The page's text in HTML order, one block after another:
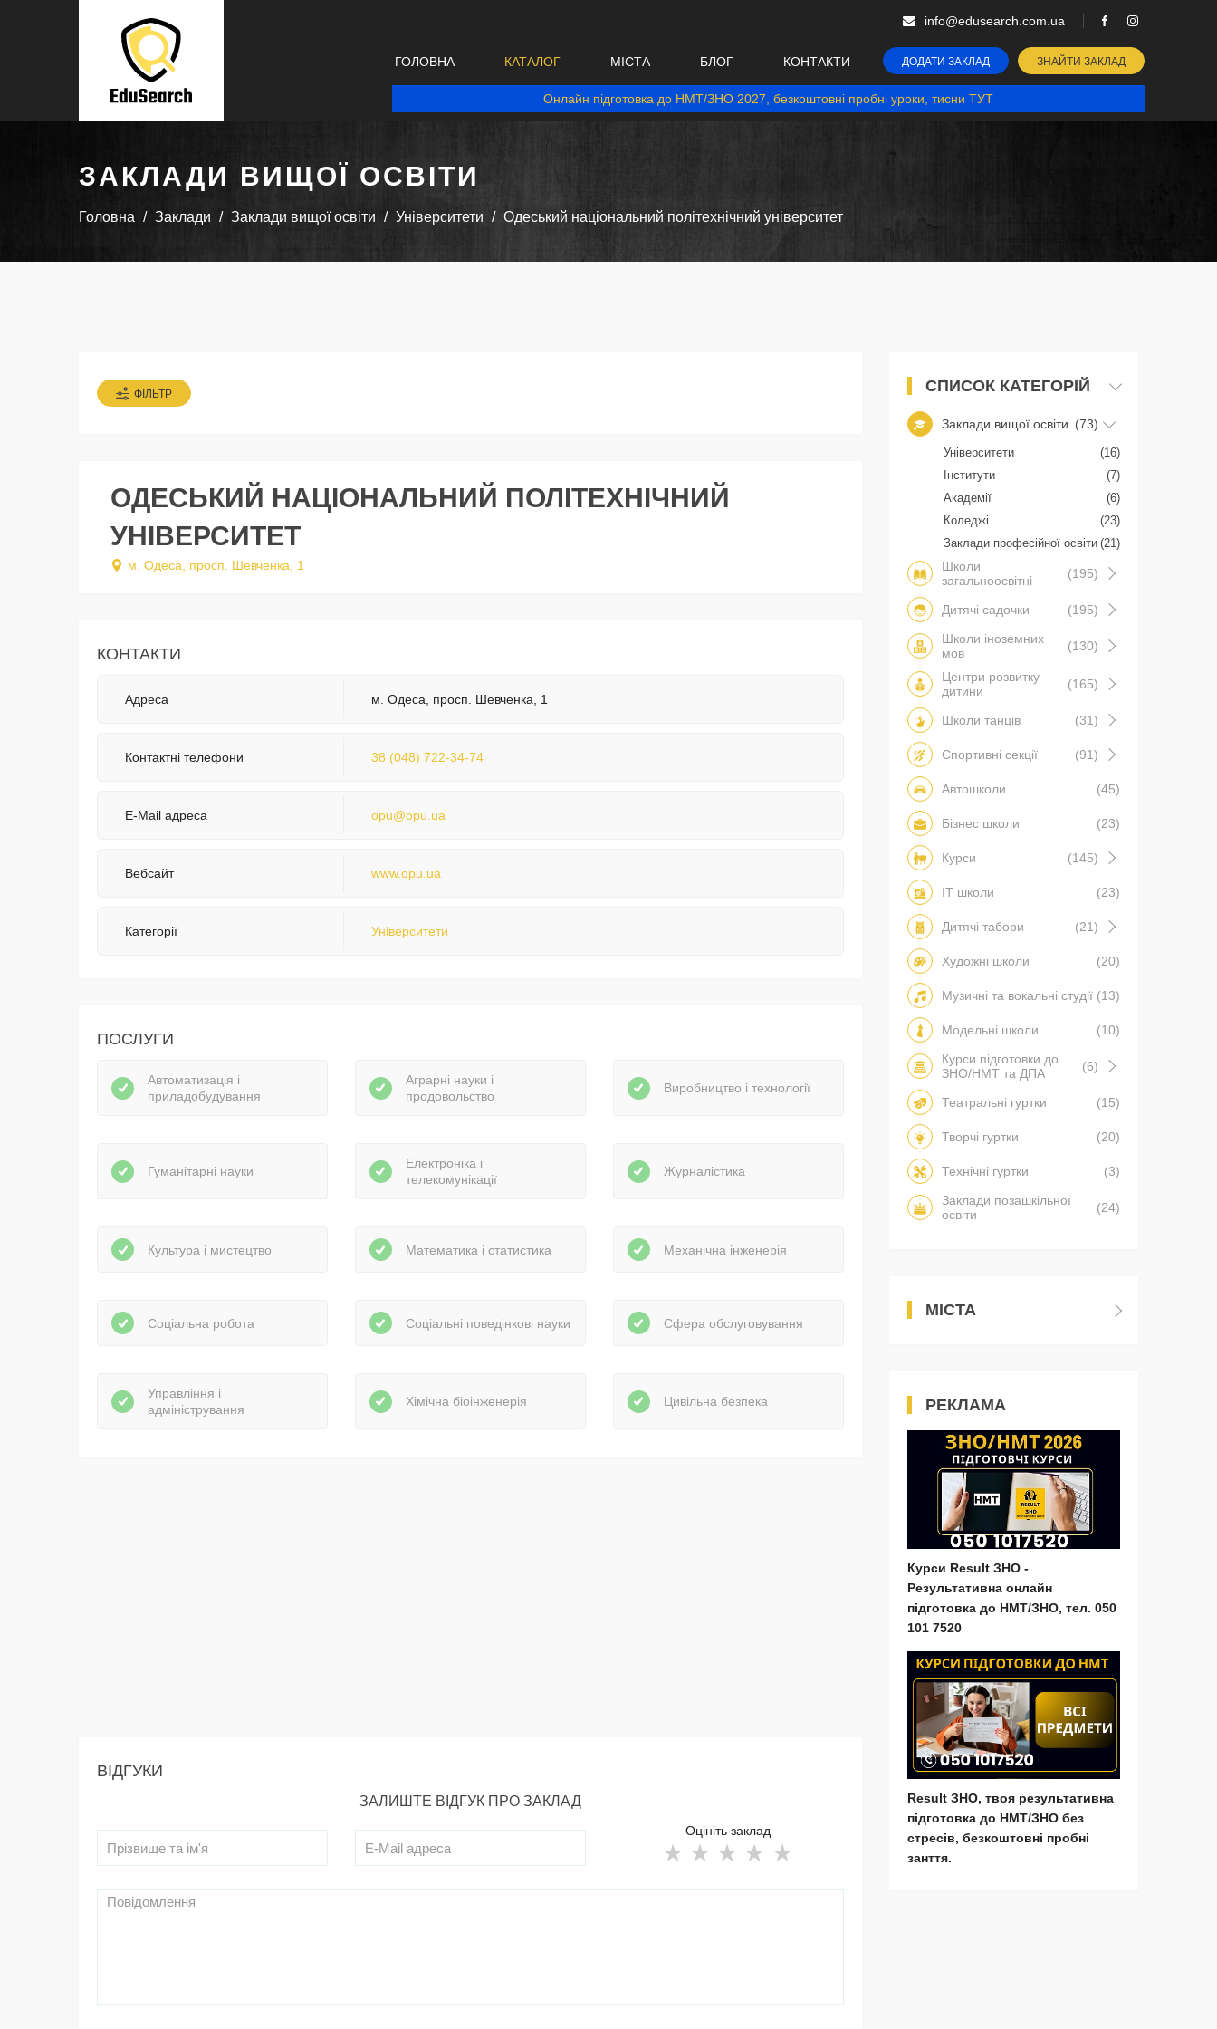
info@edusearch.com.ua
ГОЛОВНА КАТАЛОГ МІСТА БЛОГ КОНТАКТИ ДОДАТИ ЗАКЛАД ЗНАЙТИ ЗАКЛАД
Онлайн підготовка до НМТ/ЗНО 2027, безкоштовні пробні уроки, тисни ТУТ
ЗАКЛАДИ ВИЩОЇ ОСВІТИ
Головна Заклади Заклади вищої освіти Університети Одеський національний політехнічний університет
ФІЛЬТР
ОДЕСЬКИЙ НАЦІОНАЛЬНИЙ ПОЛІТЕХНІЧНИЙ
УНІВЕРСИТЕТ
м. Одеса, просп. Шевченка, 1
КОНТАКТИ
Адреса м. Одеса, просп. Шевченка, 1
Контактні телефони 38 (048) 722-34-74
E-Mail адреса opu@opu.ua
Вебсайт www.opu.ua
Категорії Університети
ПОСЛУГИ
Автоматизація і
приладобудування
Аграрні науки і
продовольство
Виробництво і технології
Гуманітарні науки
Електроніка і
телекомунікації
Журналістика
Культура і мистецтво Математика і статистика Механічна інженерія
Соціальна робота Соціальні поведінкові науки Сфера обслуговування
Управління і
адміністрування
Хімічна біоінженерія Цивільна безпека
ВІДГУКИ
ЗАЛИШТЕ ВІДГУК ПРО ЗАКЛАД
Оцініть заклад
СПИСОК КАТЕГОРІЙ
Заклади вищої освіти (73)
Університети
(16)
Інститути
(7)
Академії
(6)
Коледжі
(23)
Заклади професійної освіти (21)
Школи
загальноосвітні
(195)
Дитячі садочки
(195)
Школи іноземних
мов
(130)
Центри розвитку
дитини
(165)
Школи танців (31)
Спортивні секції (91)
Автошколи (45)
Бізнес школи (23)
Курси (145)
IT школи (23)
Дитячі табори (21)
Художні школи (20)
Музичні та вокальні студії (13)
Модельні школи
(10)
Курси підготовки до
ЗНО/НМТ та ДПА
(6)
Театральні гуртки (15)
Творчі гуртки (20)
Технічні гуртки
(3)
Заклади позашкільної
освіти
(24)
МІСТА
РЕКЛАМА
Курси Result ЗНО -
Результативна онлайн
підготовка до НМТ/ЗНО, тел. 050
101 7520
Result ЗНО, твоя результативна
підготовка до НМТ/ЗНО без
стресів, безкоштовні пробні
занття.